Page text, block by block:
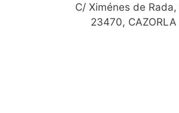
C/ Ximénes de
23470, CAZORLA